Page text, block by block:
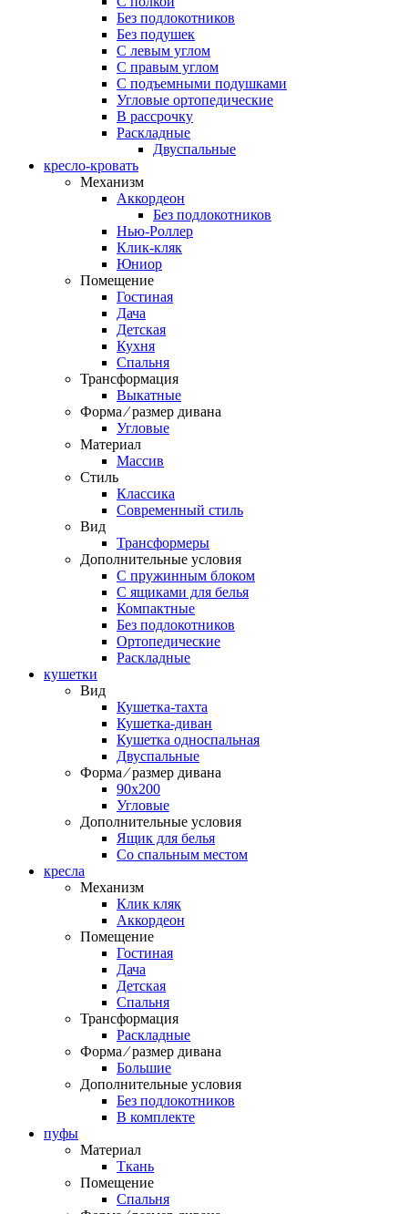
Без подлокотников
Без подушек
C левым углом
C правым углом
С подъемными подушками
Угловые ортопедические
В рассрочку
Раскладные
Двуспальные
кресло-кровать
Механизм
Аккордеон
Без подлокотников
Нью-Роллер
Клик-кляк
Юниор
Помещение
Гостиная
Дача
Детская
Кухня
Спальня
Трансформация
Выкатные
Форма ⁄ размер дивана
Угловые
Материал
Массив
Стиль
Классика
Современный стиль
Вид
Трансформеры
Дополнительные условия
С пружинным блоком
С ящиками для белья
Компактные
Без подлокотников
Ортопедические
Раскладные
кушетки
Вид
Кушетка-тахта
Кушетка-диван
Кушетка односпальная
Двуспальные
Форма ⁄ размер дивана
90х200
Угловые
Дополнительные условия
Ящик для белья
Со спальным местом
кресла
Механизм
Клик кляк
Аккордеон
Помещение
Гостиная
Дача
Детская
Спальня
Трансформация
Раскладные
Форма ⁄ размер дивана
Большие
Дополнительные условия
Без подлокотников
В комплекте
пуфы
Материал
Ткань
Помещение
Спальня